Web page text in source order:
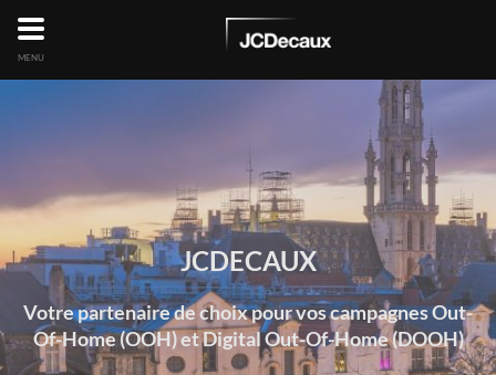
MENU
JCDECAUX
Votre partenaire de choix pour vos campagnes Out-
Of-Home (OOH) et Digital Out-Of-Home (DOOH)